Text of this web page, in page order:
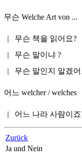
무슨 Welche Art von ...
| 무슨 책을 읽어요?
|
무슨 말이냐 ?
|
무슨 말인지 알겠어
어느 welcher / welches
| 어느 나라 사람이죠
Zurück
Ja und Nein